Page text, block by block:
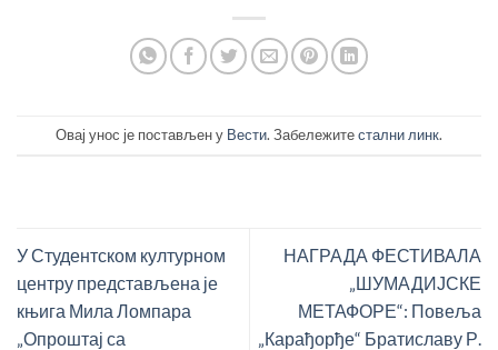
Овај унос је постављен у Вести. Забележитестални линк.
У Студентском културном
центру представљена је
књига Мила Ломпара
„Опроштај са
НАГРАДА ФЕСТИВАЛА
„ШУМАДИЈСКЕ
МЕТАФОРЕ“: Повеља
„Карађорђе“ Братиславу Р.